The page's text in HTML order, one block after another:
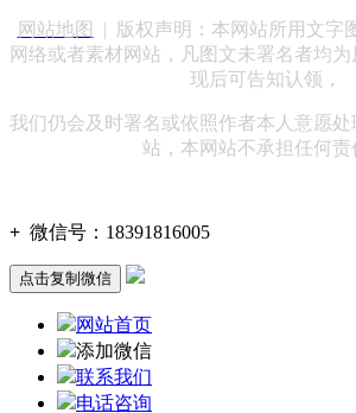
网站地图
| 版权声明：本网站所用文字
网络或者素材网站，凡图文未署名者均
现后可告知认领，
我们仍会及时署名或依照作者本人意愿
站，本网站不承担任何责
+ 微信号： 18391816005
点击复制微信
网站首页
添加微信
联系我们
电话咨询